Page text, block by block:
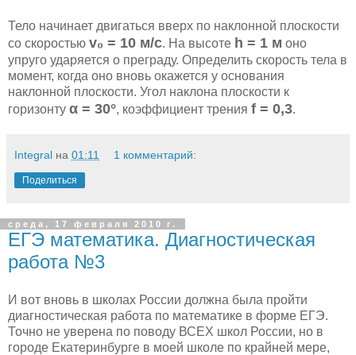
Тело начинает двигаться вверх по наклонной плоскости
со скоростью v₀ = 10 м/с. На высоте h = 1 м оно
упруго ударяется о преграду. Определить скорость тела в
момент, когда оно вновь окажется у основания
наклонной плоскости. Угол наклона плоскости к
горизонту α = 30°, коэффициент трения f = 0,3.
Integral на 01:11 1 комментарий:
Поделиться
среда, 17 февраля 2010 г.
ЕГЭ математика. Диагностическая
работа №3
И вот вновь в школах России должна была пройти
диагностическая работа по математике в форме ЕГЭ.
Точно не уверена по поводу ВСЕХ школ России, но в
городе Екатеринбурге в моей школе по крайней мере,